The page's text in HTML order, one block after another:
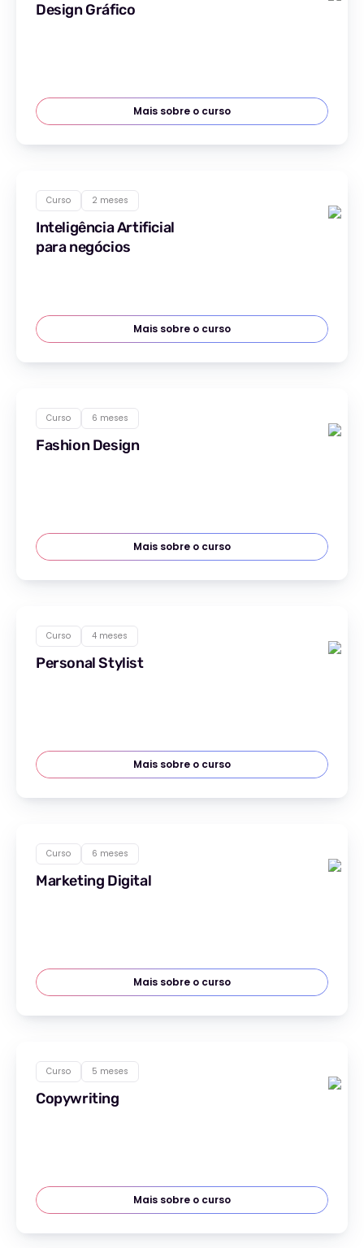
Design Gráfico
Mais sobre o curso
Curso 2 meses
Inteligência Artificial
para negócios
Mais sobre o curso
Curso 6 meses
Fashion Design
Mais sobre o curso
Curso 4 meses
Personal Stylist
Mais sobre o curso
Curso 6 meses
Marketing Digital
Mais sobre o curso
Curso 5 meses
Copywriting
Mais sobre o curso